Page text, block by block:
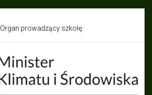
Organ prowadzący szkołę